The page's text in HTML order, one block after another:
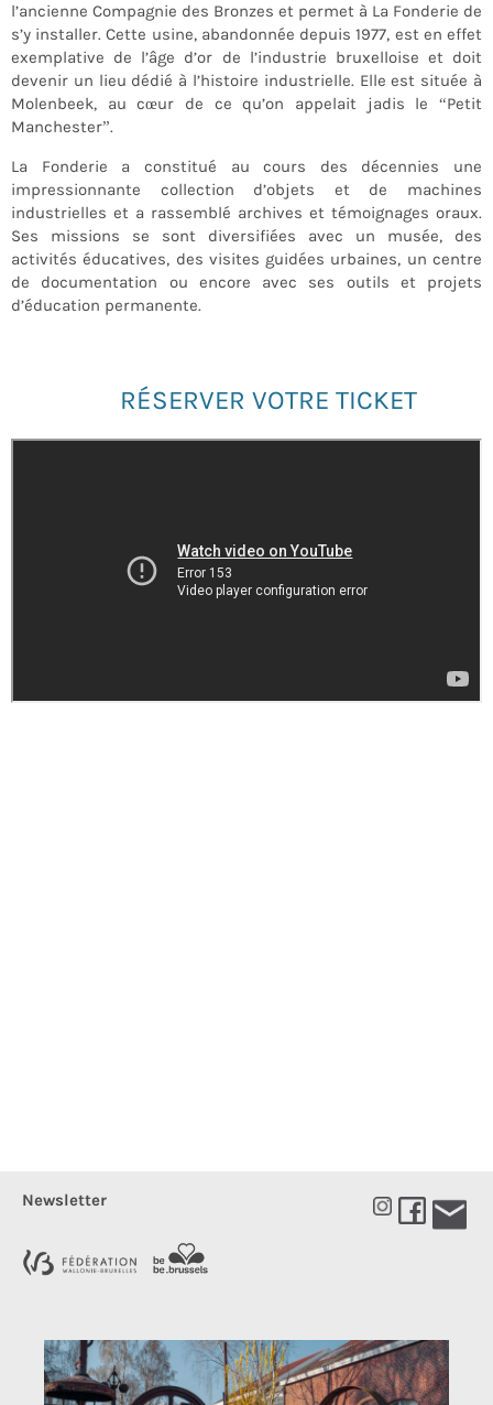
l’ancienne Compagnie des Bronzes et permet à La Fonderie de
s’y installer. Cette usine, abandonnée depuis 1977, est en effet
exemplative de l’âge d’or de l’industrie bruxelloise et doit
devenir un lieu dédié à l’histoire industrielle. Elle est située à
Molenbeek, au cœur de ce qu’on appelait jadis le “Petit
Manchester”.
La Fonderie a constitué au cours des décennies une
impressionnante collection d’objets et de machines
industrielles et a rassemblé archives et témoignages oraux.
Ses missions se sont diversifiées avec un musée, des
activités éducatives, des visites guidées urbaines, un centre
de documentation ou encore avec ses outils et projets
d’éducation permanente.
RÉSERVER VOTRE TICKET
Newsletter